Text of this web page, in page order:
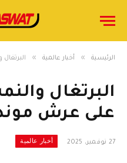
الرئيسية » أخبار عالمية »
البرتغال
على عرش
27 نوفمبر، 2025 أخبار عالمية